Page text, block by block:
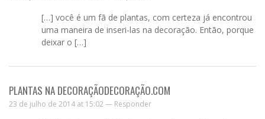
[…] você é um fã de plantas, com certeza já encontrou
uma maneira de inseri-las na decoração. Então, porque
deixar o […]
PLANTAS NA DECORAÇÃODECORAÇÃO.COM
23 de julho de 2014 at 15:02 — Responder